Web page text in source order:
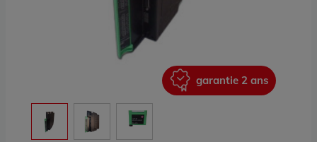
garantie 2 ans